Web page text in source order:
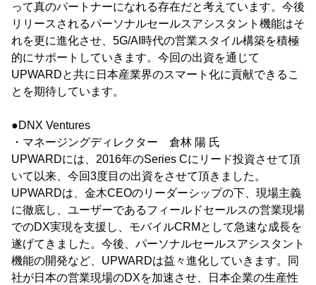
って真のパートナーになれる存在だと考えています。今後
リリースされるパーソナルセールスアシスタント機能はそ
れを更に進化させ、5G/AI時代の営業スタイル構築を積極
的にサポートしていきます。今回の出資を通じて
UPWARDと共に日本産業界のスマート化に貢献できるこ
とを期待しています。
●DNX Ventures
・マネージングディレクター 倉林 陽 氏
UPWARDには、2016年のSeries Cにリード投資させて頂
いて以来、今回3度目の出資をさせて頂きました。
UPWARDは、金木CEOのリーダーシップの下、現場主義
に徹底し、ユーザーであるフィールドセールスの営業現場
でのDX実現を支援し、モバイルCRMとして急速な成長を
遂げてきました。今後、パーソナルセールスアシスタント
機能の開発など、UPWARDは益々進化していきます。同
社が日本の営業現場のDXを加速させ、日本企業の生産性